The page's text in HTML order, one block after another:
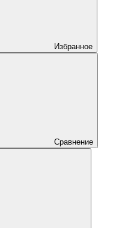
Избранное
Сравнение